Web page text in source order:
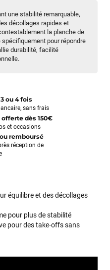
une stabilité remarquable,
décollages rapides et
la planche de
pour répondre
durabilité, facilité
ou 4 fois
sans frais
dès 150€
et occasions
remboursé
réception de
équilibre et des décollages
pour plus de stabilité
pour des take-offs sans